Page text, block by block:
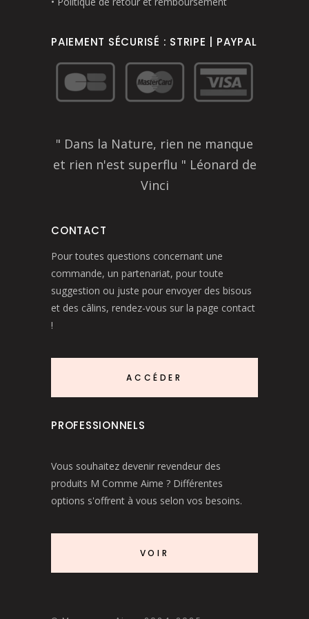
PAIEMENT SÉCURISÉ : STRIPE | PAYPAL
" Dans la Nature, rien ne manque
et rien n'est superflu " Léonard de
Vinci
CONTACT
Pour toutes questions concernant une
commande, un partenariat, pour toute
suggestion ou juste pour envoyer des bisous
et des câlins, rendez-vous sur la page contact
!
ACCÉDER
PROFESSIONNELS
Vous souhaitez devenir revendeur des
produits M Comme Aime ? Différentes
options s'offrent à vous selon vos besoins.
VOIR